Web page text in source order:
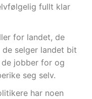
fullt klar
for landet, de
selger landet bit
jobber for og
seg selv.
har noen